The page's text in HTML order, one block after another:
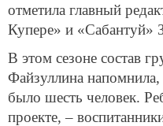
отметила главный
Купере» и «Сабантуй»
В этом сезоне состав
Файзуллина
было шесть человек.
проекте, –